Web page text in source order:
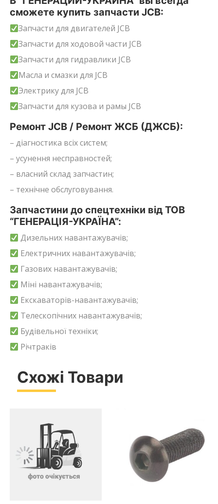
сможете купить запчасти JCB:
Запчасти для двигателей JCB
Запчасти для ходовой части JCB
Запчасти для гидравлики JCB
Масла и смазки для JCB
Электрику для JCB
Запчасти для кузова и рамы JCB
Ремонт JCB / Ремонт ЖСБ (ДЖСБ):
– діагностика всіх систем;
– усунення несправностей;
– власний склад запчастин;
– технічне обслуговування.
Запчастини до спецтехніки від ТОВ
“ГЕНЕРАЦІЯ-УКРАЇНА”:
Дизельних навантажувачів;
Електричних навантажувачів;
Газових навантажувачів;
Міні навантажувачів;
Екскаваторів-навантажувачів;
Телескопічних навантажувачів;
Будівельної техніки;
Річтраків
Схожі Товари